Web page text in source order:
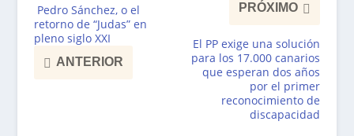
Pedro Sánchez, o el
retorno de “Judas” en
pleno siglo XXI
ANTERIOR
PRÓXIMO
El PP exige una solución
para los 17.000 canarios
que esperan dos años
por el primer
reconocimiento de
discapacidad